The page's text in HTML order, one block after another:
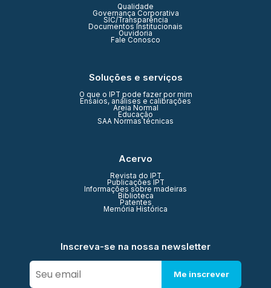
Qualidade
Governança Corporativa
SIC/Transparência
Documentos Institucionais
Ouvidoria
Fale Conosco
Soluções e serviços
O que o IPT pode fazer por mim
Ensaios, análises e calibrações
Areia Normal
Educação
SAA Normas técnicas
Acervo
Revista do IPT
Publicações IPT
Informações sobre madeiras
Biblioteca
Patentes
Memória Histórica
Inscreva-se na nossa newsletter
Me inscrever